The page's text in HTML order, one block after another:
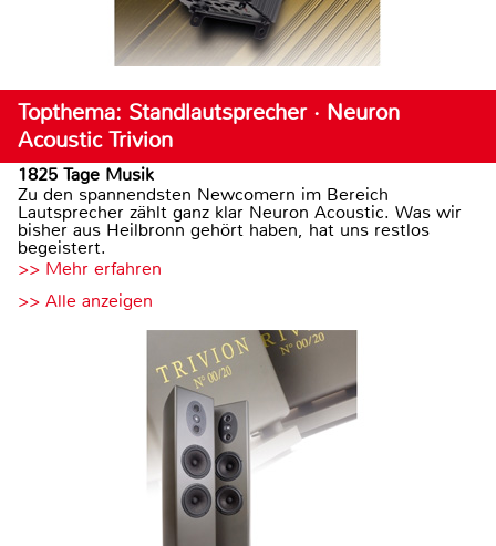
Topthema: Standlautsprecher · Neuron
Acoustic Trivion
1825 Tage Musik
Zu den spannendsten Newcomern im Bereich
Lautsprecher zählt ganz klar Neuron Acoustic. Was wir
bisher aus Heilbronn gehört haben, hat uns restlos
begeistert.
>> Mehr erfahren
>> Alle anzeigen